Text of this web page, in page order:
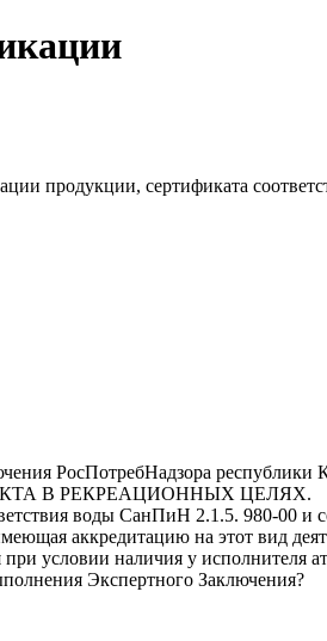
продукции, сертификата
РосПотребНадзора
В РЕКРЕАЦИОННЫХ ЦЕЛЯХ.
воды СанПиН 2.1.5. 980-00 и
аккредитацию на этот вид
условии наличия у исполнителя
Экспертного Заключения?